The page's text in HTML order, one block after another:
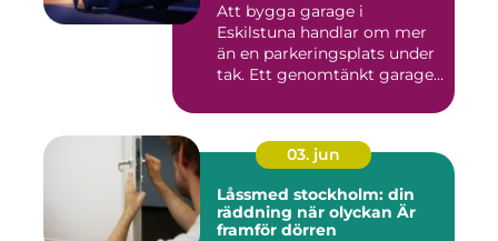
Att bygga garage i
Eskilstuna handlar om mer
än en parkeringsplats under
tak. Ett genomtänkt garage
03. jun
Låssmed stockholm: din
räddning när olyckan Är
framför dörren